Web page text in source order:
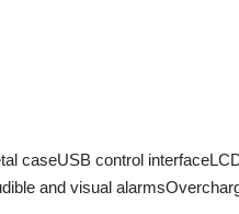
caseUSB control
and visual